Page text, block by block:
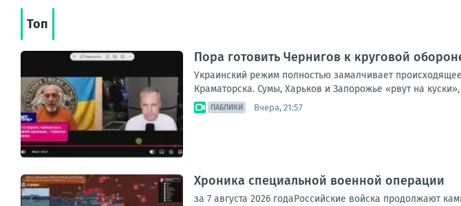
Топ
Пора готовить Чернигов к круговой
Украинский режим полностью замалчивает
Краматорска. Сумы, Харьков и Запорожье «рвут на
ПАБЛИКИ Вчера, 21:57
Хроника специальной военной операции
за 7 августа 2026 годаРоссийские войска продолжают